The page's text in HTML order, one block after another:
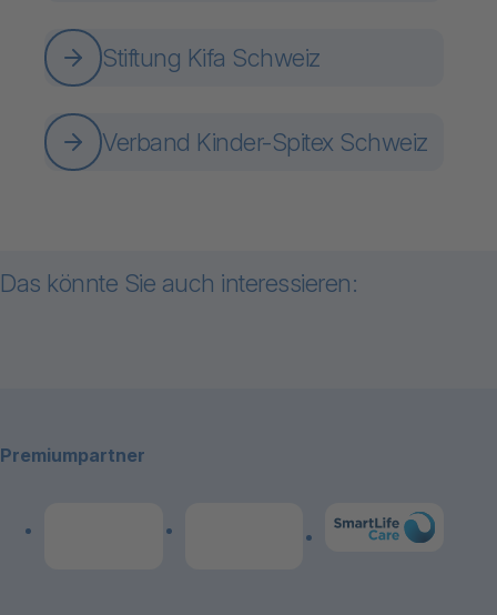
Stiftung Kifa Schweiz
Verband Kinder-Spitex Schweiz
Das könnte Sie auch interessieren:
Über uns
Premiumpartner